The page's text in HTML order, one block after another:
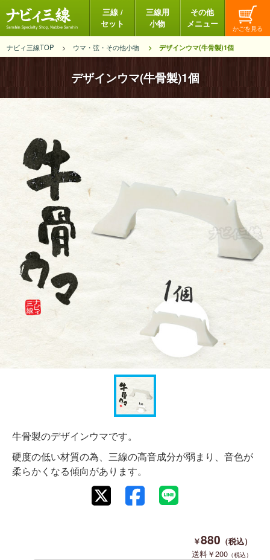
三線 /
セット
三線用
小物
その他
メニュー
ナビィ三線TOP ウマ・弦・その他小物 デザインウマ(牛骨製)1個
デザインウマ(牛骨製)1個
牛骨製のデザインウマです。
硬度の低い材質の為、三線の高音成分が弱まり、音色が
柔らかくなる傾向があります。
880
200